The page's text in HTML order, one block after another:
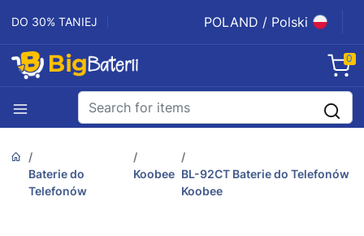
DO 30% TANIEJ POLAND / Polski
0
Baterie do
Telefonów
Koobee BL-92CT Baterie do Telefonów
Koobee